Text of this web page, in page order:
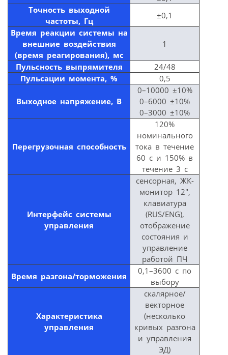
Точность выходной
частоты, Гц
±0,1
Время реакции системы на
внешние воздействия
(время реагирования), мс
1
Пульсность выпрямителя
24/48
Пульсации момента, %
0,5
Выходное напряжение, В
0–10000 ±10%
0–6000 ±10%
0–3000 ±10%
Перегрузочная способность
120%
номинального
тока в течение
60 с и 150% в
течение 3 с
Интерфейс системы
управления
сенсорная, ЖК-
монитор 12″,
клавиатура
(RUS/ENG),
отображение
состояния и
управление
работой ПЧ
Время разгона/торможения
0,1–3600 с по
выбору
Характеристика
управления
скалярное/
векторное
(несколько
кривых разгона
и управления
ЭД)